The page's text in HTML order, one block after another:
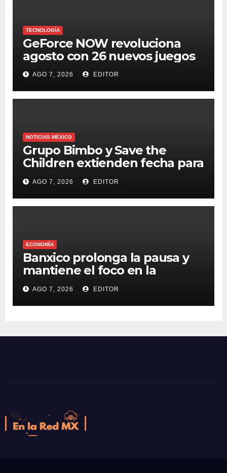
TECNOLOGÍA
GeForce NOW revoluciona
agosto con 26 nuevos juegos
AGO 7, 2026 EDITOR
NOTICIAS MÉXICO
Grupo Bimbo y Save the
Children extienden fecha para
apoyar a damnificados de
Venezuela
AGO 7, 2026 EDITOR
ECONOMÍA
Banxico prolonga la pausa y
mantiene el foco en la
inflación
AGO 7, 2026 EDITOR